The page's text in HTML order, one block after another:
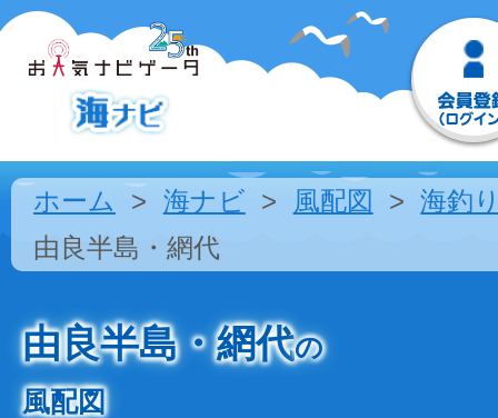
ホーム 海ナビ 風配図
海釣
由良半島・網代
由良半島・網代の
風配図